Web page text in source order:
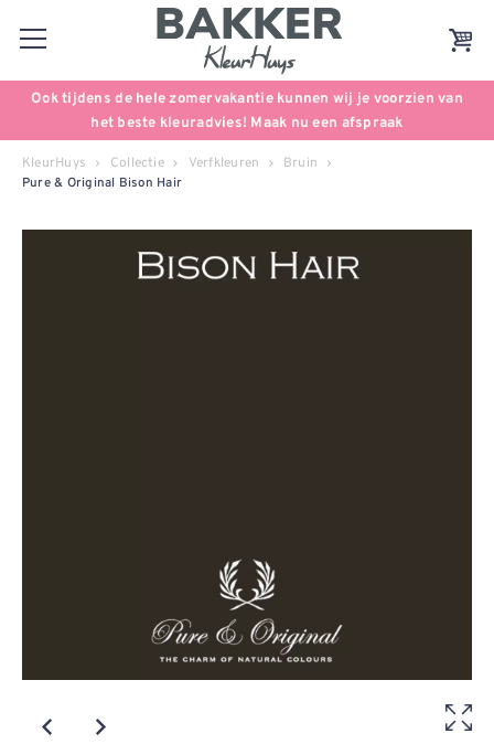
Ook tijdens de hele zomervakantie kunnen wij je voorzien van
het beste kleuradvies! Maak nu een afspraak
KleurHuys Collectie Verfkleuren Bruin
Pure & Original Bison Hair